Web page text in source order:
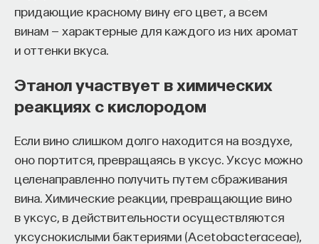
придающие красному вину его цвет, а всем
винам — характерные для каждого из них аромат
и оттенки вкуса.
Этанол участвует в химических
реакциях с кислородом
Если вино слишком долго находится на воздухе,
оно портится, превращаясь в уксус. Уксус можно
целенаправленно получить путем сбраживания
вина. Химические реакции, превращающие вино
в уксус, в действительности осуществляются
уксуснокислыми бактериями (Acetobacteraceae),